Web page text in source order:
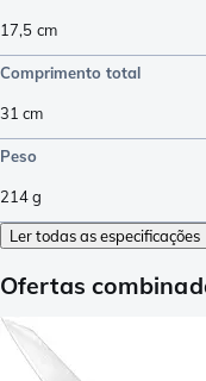
17,5 cm
Comprimento total
31 cm
Peso
214g
Ler todas as especificações
Ofertas